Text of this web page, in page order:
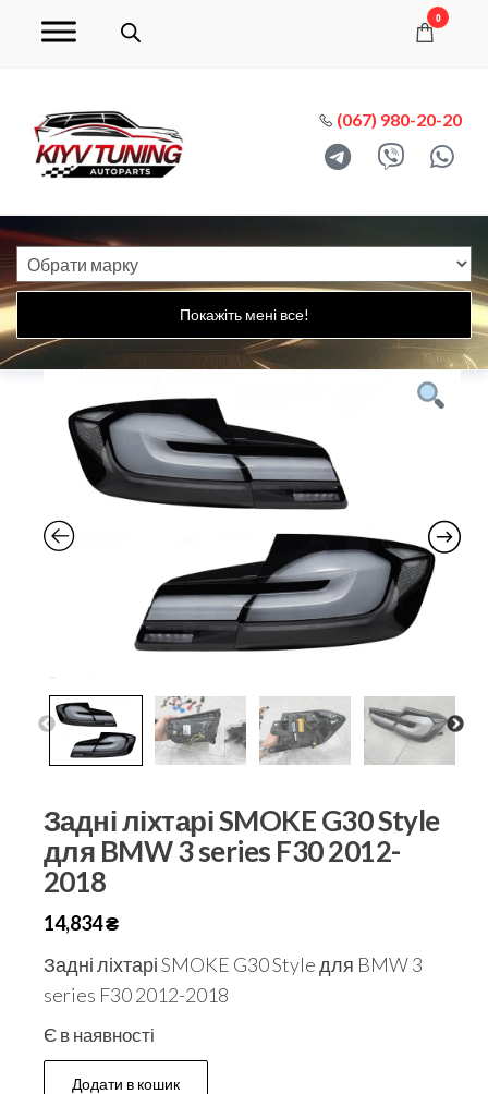
0
(067) 980-20-20
Покажіть мені все!
Задні ліхтарі SMOKE G30 Style
для BMW 3 series F30 2012-
2018
14,834₴
Задні ліхтарі SMOKE G30 Style для BMW 3
series F30 2012-2018
Є в наявності
Додати в кошик